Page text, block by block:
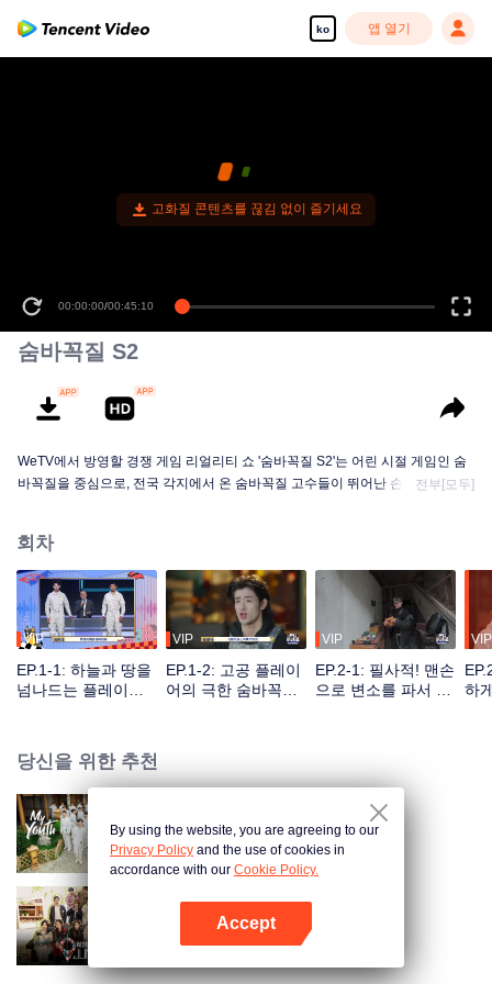
ko 앱 열기
00:00:00/00:45:10
숨바꼭질 S2
WeTV에서 방영할 경쟁 게임 리얼리티 쇼 '숨바꼭질 S2'는 어린 시절 게임인 숨
바꼭질을 중심으로, 전국 각지에서 온 숨바꼭질 고수들이 뛰어난 손재주, 놀라
전부[모두]
회차
VIP
EP.1-1: 하늘과 땅을
넘나드는 플레이어
VIP
EP.1-2: 고공 플레이
어의 극한 숨바꼭질,
VIP
EP.2-1: 필사적! 맨손
으로 변소를 파서 숨
VIP
하
당신을 위한 추천
My Youth
원더랜드 주니어 S4
By using the website, you are agreeing to our
Privacy Policy and the use of cookies in
accordance with our Cookie Policy.
Accept